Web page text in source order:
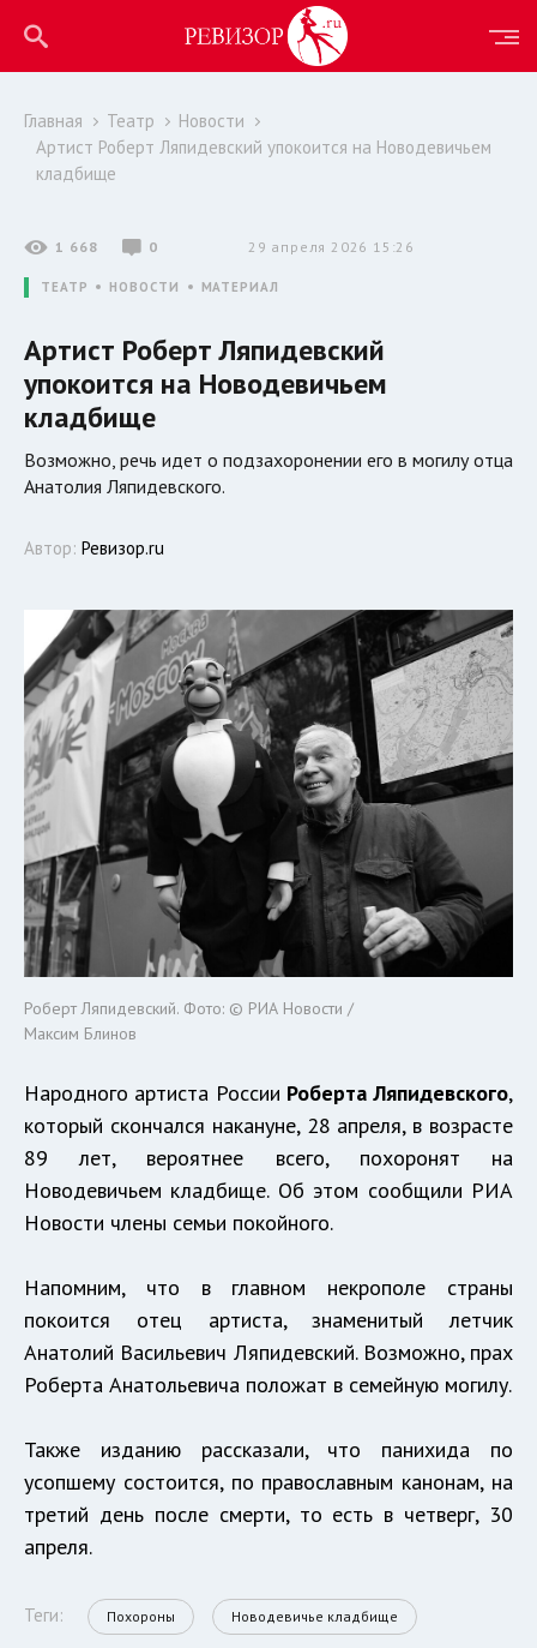
Главная Театр
Новости
Артист Роберт Ляпидевский упокоится на Новодевичьем
кладбище
1 668 0 29 апреля 2026 15:26
ТЕАТР НОВОСТИ МАТЕРИАЛ
Артист Роберт Ляпидевский
упокоится на Новодевичьем
кладбище
Возможно, речь идет о подзахоронении его в могилу отца
Анатолия Ляпидевского.
Автор: Ревизор.ru
Роберт Ляпидевский. Фото: © РИА Новости /
Максим Блинов
Народного артиста России Роберта Ляпидевского,
который скончался накануне, 28 апреля, в возрасте
89 лет, вероятнее всего, похоронят на
Новодевичьем кладбище. Об этом сообщили РИА
Новости члены семьи покойного.
Напомним, что в главном некрополе страны
покоится отец артиста, знаменитый летчик
Анатолий Васильевич Ляпидевский. Возможно, прах
Роберта Анатольевича положат в семейную могилу.
Также изданию рассказали, что панихида по
усопшему состоится, по православным канонам, на
третий день после смерти, то есть в четверг, 30
апреля.
Теги: Похороны Новодевичье кладбище